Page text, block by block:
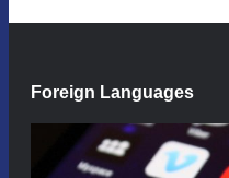
Foreign Languages